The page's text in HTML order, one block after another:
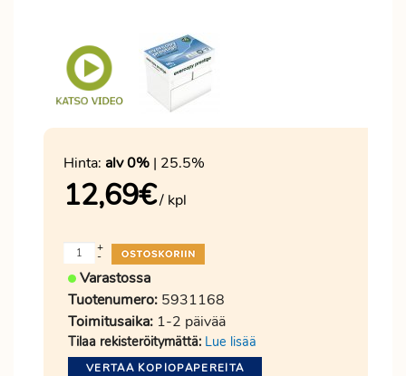
Hinta: alv 0% | 25.5%
12,69€/ kpl
-
+
Varastossa
Tuotenumero: 5931168
Toimitusaika: 1-2 päivää
Tilaa rekisteröitymättä: Lue lisää
VERTAA KOPIOPAPEREITA